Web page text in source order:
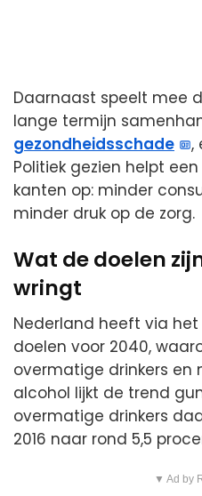
Daarnaast speelt mee
lange termijn
gezondheidsschade
,
Politiek gezien helpt
kanten op: minder
minder druk op de zorg.
Wat de doelen
wringt
Nederland heeft via het
doelen voor 2040,
overmatige drinkers en
alcohol lijkt de trend
overmatige drinkers
2016 naar rond 5,5
▼ Ad by